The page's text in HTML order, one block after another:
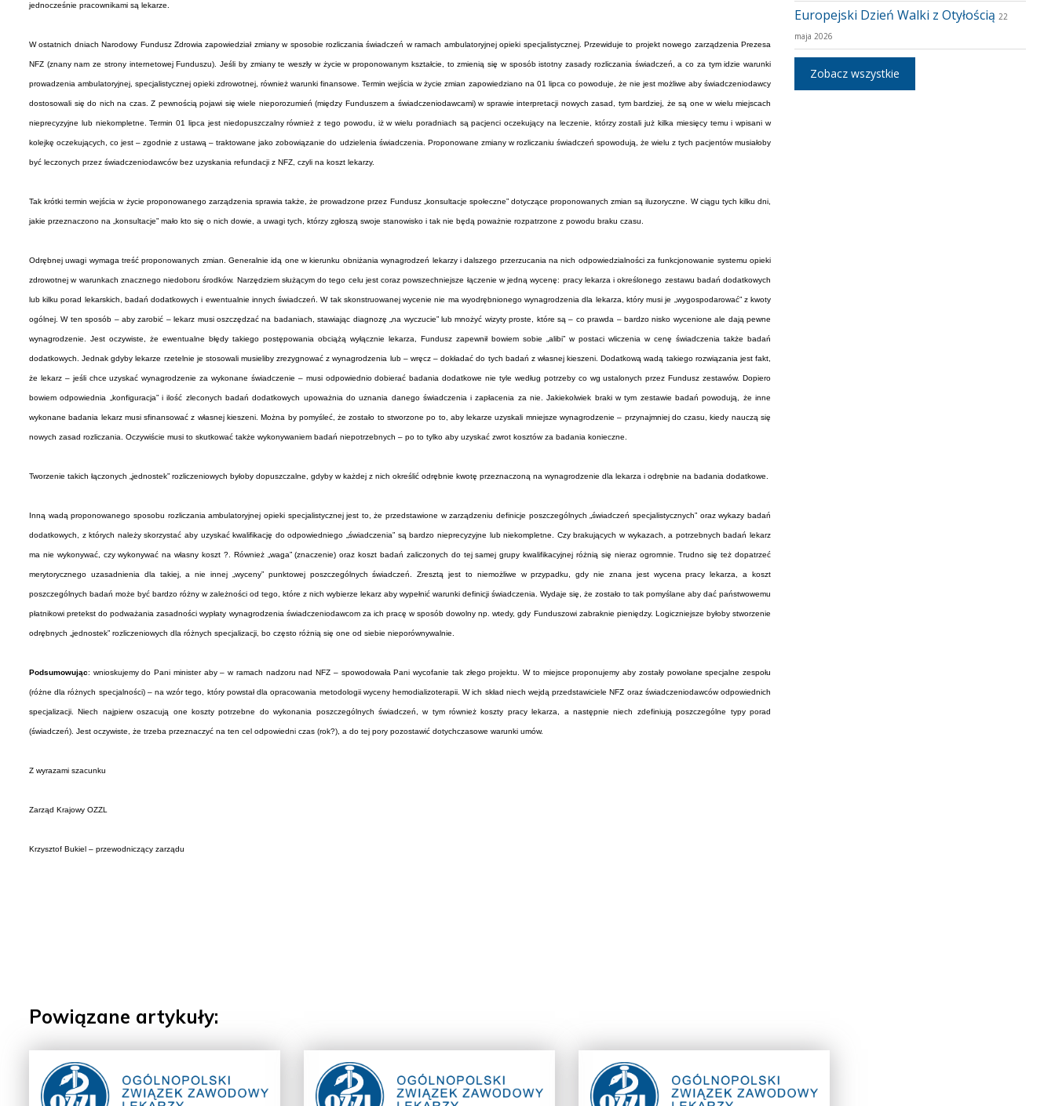
jednocześnie pracownikami są lekarze.
W ostatnich dniach Narodowy Fundusz Zdrowia zapowiedział zmiany w sposobie rozliczania świadczeń w ramach ambulatoryjnej opieki specjalistycznej. Przewiduje to projekt nowego zarządzenia Prezesa
NFZ (znany nam ze strony internetowej Funduszu). Jeśli by zmiany te weszły w życie w proponowanym kształcie, to zmienią się w sposób istotny zasady rozliczania świadczeń, a co za tym idzie warunki
prowadzenia ambulatoryjnej, specjalistycznej opieki zdrowotnej, również warunki finansowe. Termin wejścia w życie zmian zapowiedziano na 01 lipca co powoduje, że nie jest możliwe aby świadczeniodawcy
dostosowali się do nich na czas. Z pewnością pojawi się wiele nieporozumień (między Funduszem a świadczeniodawcami) w sprawie interpretacji nowych zasad, tym bardziej, że są one w wielu miejscach
nieprecyzyjne lub niekompletne. Termin 01 lipca jest niedopuszczalny również z tego powodu, iż w wielu poradniach są pacjenci oczekujący na leczenie, którzy zostali już kilka miesięcy temu i wpisani w
kolejkę oczekujących, co jest – zgodnie z ustawą – traktowane jako zobowiązanie do udzielenia świadczenia. Proponowane zmiany w rozliczaniu świadczeń spowodują, że wielu z tych pacjentów musiałoby
być leczonych przez świadczeniodawców bez uzyskania refundacji z NFZ, czyli na koszt lekarzy.
Tak krótki termin wejścia w życie proponowanego zarządzenia sprawia także, że prowadzone przez Fundusz „konsultacje społeczne” dotyczące proponowanych zmian są iluzoryczne. W ciągu tych kilku dni,
jakie przeznaczono na „konsultacje” mało kto się o nich dowie, a uwagi tych, którzy zgłoszą swoje stanowisko i tak nie będą poważnie rozpatrzone z powodu braku czasu.
Odrębnej uwagi wymaga treść proponowanych zmian. Generalnie idą one w kierunku obniżania wynagrodzeń lekarzy i dalszego przerzucania na nich odpowiedzialności za funkcjonowanie systemu opieki
zdrowotnej w warunkach znacznego niedoboru środków. Narzędziem służącym do tego celu jest coraz powszechniejsze łączenie w jedną wycenę: pracy lekarza i określonego zestawu badań dodatkowych
lub kilku porad lekarskich, badań dodatkowych i ewentualnie innych świadczeń. W tak skonstruowanej wycenie nie ma wyodrębnionego wynagrodzenia dla lekarza, który musi je „wygospodarować” z kwoty
ogólnej. W ten sposób – aby zarobić – lekarz musi oszczędzać na badaniach, stawiając diagnozę „na wyczucie” lub mnożyć wizyty proste, które są – co prawda – bardzo nisko wycenione ale dają pewne
wynagrodzenie. Jest oczywiste, że ewentualne błędy takiego postępowania obciążą wyłącznie lekarza, Fundusz zapewnił bowiem sobie „alibi” w postaci wliczenia w cenę świadczenia także badań
dodatkowych. Jednak gdyby lekarze rzetelnie je stosowali musieliby zrezygnować z wynagrodzenia lub – wręcz – dokładać do tych badań z własnej kieszeni. Dodatkową wadą takiego rozwiązania jest fakt,
że lekarz – jeśli chce uzyskać wynagrodzenie za wykonane świadczenie – musi odpowiednio dobierać badania dodatkowe nie tyle według potrzeby co wg ustalonych przez Fundusz zestawów. Dopiero
bowiem odpowiednia „konfiguracja” i ilość zleconych badań dodatkowych upoważnia do uznania danego świadczenia i zapłacenia za nie. Jakiekolwiek braki w tym zestawie badań powodują, że inne
wykonane badania lekarz musi sfinansować z własnej kieszeni. Można by pomyśleć, że zostało to stworzone po to, aby lekarze uzyskali mniejsze wynagrodzenie – przynajmniej do czasu, kiedy nauczą się
nowych zasad rozliczania. Oczywiście musi to skutkować także wykonywaniem badań niepotrzebnych – po to tylko aby uzyskać zwrot kosztów za badania konieczne.
Tworzenie takich łączonych „jednostek” rozliczeniowych byłoby dopuszczalne, gdyby w każdej z nich określić odrębnie kwotę przeznaczoną na wynagrodzenie dla lekarza i odrębnie na badania dodatkowe.
Inną wadą proponowanego sposobu rozliczania ambulatoryjnej opieki specjalistycznej jest to, że przedstawione w zarządzeniu definicje poszczególnych „świadczeń specjalistycznych” oraz wykazy badań
dodatkowych, z których należy skorzystać aby uzyskać kwalifikację do odpowiedniego „świadczenia” są bardzo nieprecyzyjne lub niekompletne. Czy brakujących w wykazach, a potrzebnych badań lekarz
ma nie wykonywać, czy wykonywać na własny koszt ?. Również „waga” (znaczenie) oraz koszt badań zaliczonych do tej samej grupy kwalifikacyjnej różnią się nieraz ogromnie. Trudno się też dopatrzeć
merytorycznego uzasadnienia dla takiej, a nie innej „wyceny” punktowej poszczególnych świadczeń. Zresztą jest to niemożliwe w przypadku, gdy nie znana jest wycena pracy lekarza, a koszt
poszczególnych badań może być bardzo różny w zależności od tego, które z nich wybierze lekarz aby wypełnić warunki definicji świadczenia. Wydaje się, że zostało to tak pomyślane aby dać państwowemu
płatnikowi pretekst do podważania zasadności wypłaty wynagrodzenia świadczeniodawcom za ich pracę w sposób dowolny np. wtedy, gdy Funduszowi zabraknie pieniędzy. Logiczniejsze byłoby stworzenie
odrębnych „jednostek” rozliczeniowych dla różnych specjalizacji, bo często różnią się one od siebie nieporównywalnie.
Podsumowując: wnioskujemy do Pani minister aby – w ramach nadzoru nad NFZ – spowodowała Pani wycofanie tak złego projektu. W to miejsce proponujemy aby zostały powołane specjalne zespołu
(różne dla różnych specjalności) – na wzór tego, który powstał dla opracowania metodologii wyceny hemodializoterapii. W ich skład niech wejdą przedstawiciele NFZ oraz świadczeniodawców odpowiednich
specjalizacji. Niech najpierw oszacują one koszty potrzebne do wykonania poszczególnych świadczeń, w tym również koszty pracy lekarza, a następnie niech zdefiniują poszczególne typy porad
(świadczeń). Jest oczywiste, że trzeba przeznaczyć na ten cel odpowiedni czas (rok?), a do tej pory pozostawić dotychczasowe warunki umów.
Z wyrazami szacunku
Zarząd Krajowy OZZL
Krzysztof Bukiel – przewodniczący zarządu
Europejski Dzień Walki z Otyłością 22
maja 2026
Zobacz wszystkie
Powiązane artykuły: